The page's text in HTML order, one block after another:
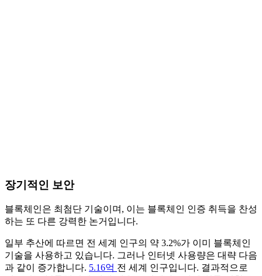
장기적인 보안
블록체인은 최첨단 기술이며, 이는 블록체인 인증 취득을 찬성
하는 또 다른 강력한 논거입니다.
일부 추산에 따르면 전 세계 인구의 약 3.2%가 이미 블록체인
기술을 사용하고 있습니다. 그러나 인터넷 사용량은 대략 다음
과 같이 증가합니다. 5.16억 전 세계 인구입니다. 결과적으로